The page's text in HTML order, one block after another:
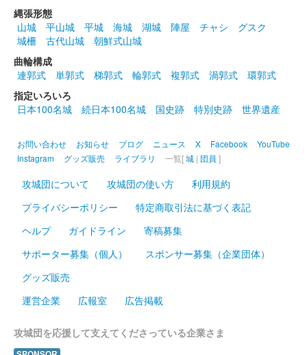
販売終了
2024年10月13、14日に開催された「越前若狭お城フェス2024」
の丸岡城天守を国宝にする市民の会ブースにて販売された御城
印。
丸岡城 御城印 越前若狭お城フェス2024 限定版 夕焼
販売終了
2024年10月13、14日に開催された「越前若狭お城フェス2024」
の丸岡城天守を国宝にする市民の会ブースにて販売された御城
印。
丸岡城 御城印
越前若狭お城フェス2024 限定版 ハロ
ウィン
2024年10月13、14日に開催された「越前若狭お城フェス2024」
の丸岡城天守を国宝にする市民の会ブースにて販売された御城
縄張形態
山城
平山城 平城 海城 湖城 陣屋 チャシ
グスク
城柵
古代山城
朝鮮式山城
曲輪構成
連郭式
単郭式 梯郭式 輪郭式 複郭式 渦郭式
環郭式
指定いろいろ
日本100名城
続日本100名城 国史跡 特別史跡 世界遺産
お問い合わせ お知らせ ブログ ニュース X Facebook
YouTube
Instagram
グッズ販売 ライブラリ 一覧[城 | 団員 ]
攻城団について 攻城団の使い方
利用規約
プライバシーポリシー
特定商取引法に基づく表記
ヘルプ
ガイドライン
寄稿募集
サポーター募集（個人）
スポンサー募集（企業団体）
グッズ販売
運営企業
広報室 広告掲載
攻城団を応援して支えてくださっている企業さま